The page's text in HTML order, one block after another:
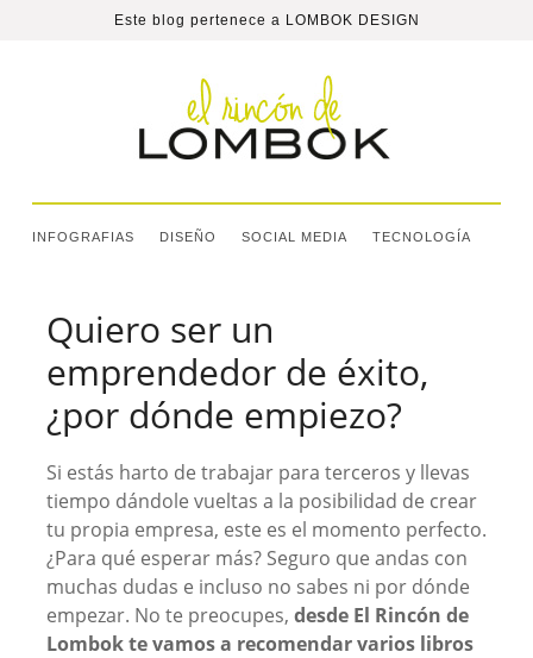
Este blog pertenece a LOMBOK DESIGN
INFOGRAFIAS DISEÑO SOCIAL MEDIA TECNOLOGÍA
Quiero ser un
emprendedor de éxito,
¿por dónde empiezo?
Si estás harto de trabajar para terceros y llevas
tiempo dándole vueltas a la posibilidad de crear
tu propia empresa, este es el momento perfecto.
¿Para qué esperar más? Seguro que andas con
muchas dudas e incluso no sabes ni por dónde
empezar. No te preocupes, desde El Rincón de
Lombok te vamos a recomendar varios libros